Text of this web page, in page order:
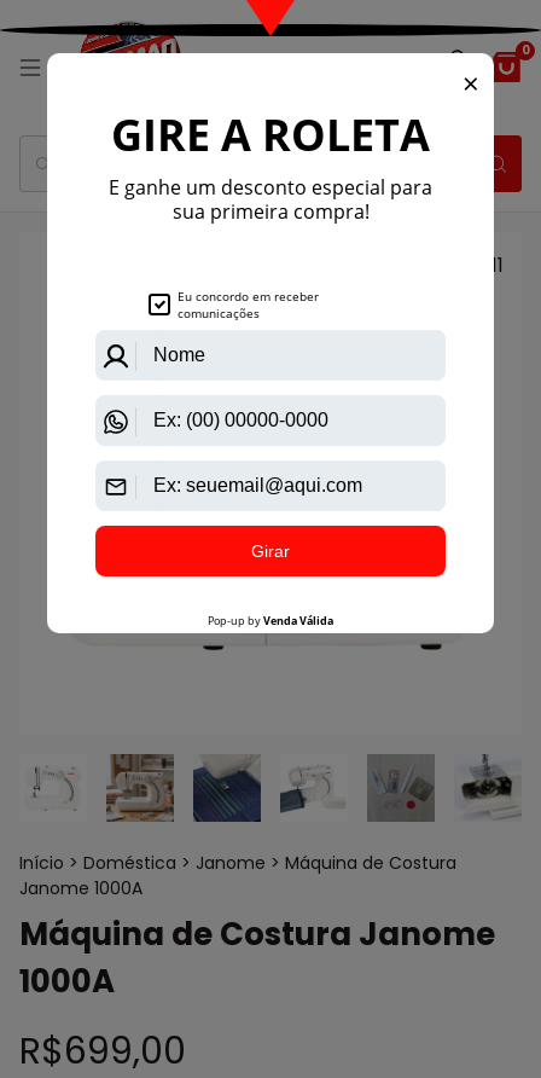
0
11
Início > Doméstica > Janome > Máquina de Costura
Janome 1000A
Máquina de Costura Janome
1000A
R$699,00